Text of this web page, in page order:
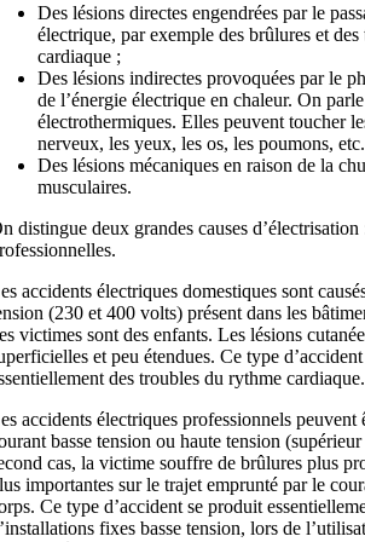
Des lésions directes engendrées par le
électrique, par exemple des brûlures et
cardiaque ;
Des lésions indirectes provoquées par le
de l’énergie électrique en chaleur. On
électrothermiques. Elles peuvent toucher
nerveux, les yeux, les os, les poumons,
Des lésions mécaniques en raison de la
musculaires.
distingue deux grandes causes d’électrisation
accidents électriques domestiques sont
(230 et 400 volts) présent dans les
victimes sont des enfants. Les lésions
et peu étendues. Ce type
des troubles du rythme cardiaque.
accidents électriques professionnels peuvent
basse tension ou haute tension
cas, la victime souffre de brûlures plus
importantes sur le trajet emprunté par le
Ce type d’accident se produit
fixes basse tension, lors de